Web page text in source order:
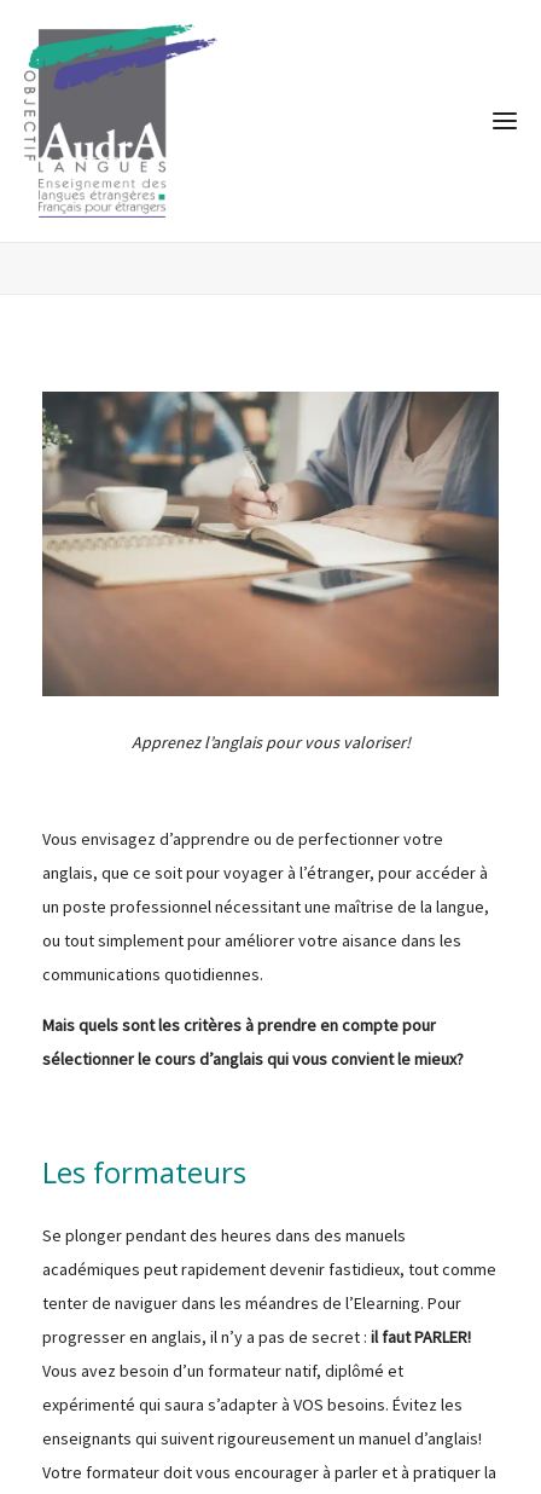
Apprenez l’anglais pour vous valoriser!
Vous envisagez d’apprendre ou de perfectionner votre
anglais, que ce soit pour voyager à l’étranger, pour accéder à
un poste professionnel nécessitant une maîtrise de la langue,
ou tout simplement pour améliorer votre aisance dans les
communications quotidiennes.
Mais quels sont les critères à prendre en compte pour
sélectionner le cours d’anglais qui vous convient le mieux?
Les formateurs
Se plonger pendant des heures dans des manuels
académiques peut rapidement devenir fastidieux, tout comme
tenter de naviguer dans les méandres de l’Elearning. Pour
progresser en anglais, il n’y a pas de secret : il faut PARLER!
Vous avez besoin d’un formateur natif, diplômé et
expérimenté qui saura s’adapter à VOS besoins. Évitez les
enseignants qui suivent rigoureusement un manuel d’anglais!
Votre formateur doit vous encourager à parler et à pratiquer la